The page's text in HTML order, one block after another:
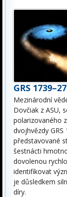
GRS
Mezinárodní
Dovčiak z ASU,
polarizovaného
dvojhvězdy
představované
šestnácti
dovolenou
identifikovat
je důsledkem
díry.